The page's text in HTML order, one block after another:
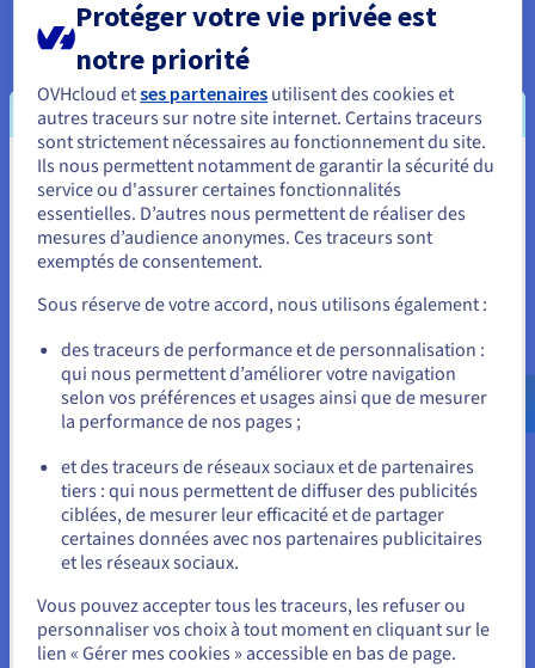
Analytics
Capitalisez sur vos données et déployez votre data stack
et vos applications avec une infrastructure managée et
open source.
Découvrir Cloud Analytics
Data Platform
Réalisez et déployez vos projets Data & Analytics en un
temps record avec une solution complète, unifiée,
collaborative et accessible à tous.
Découvrir Data Platform
Informatique quantique
Explorez l’informatique quantique grâce à une
plateforme unifiée : simulez, testez et exécutez vos
algorithmes sur des émulateurs et QPU en toute
simplicité.
Vous semblez être localisé en États-
Unis.
Pour commander, rendez-vous sur le site de votre pays (États-
Allez sur le site États-Unis
us.ovhcloud.com/
Anglais USD - $
ou
Rester sur le site actuel
Sélectionner un autre site web
Protéger votre vie privée est
notre priorité
OVHcloud etses partenaires utilisent des cookies et
autres traceurs sur notre site internet. Certains traceurs
sont strictement nécessaires au fonctionnement du site.
Ils nous permettent notamment de garantir la sécurité du
service ou d'assurer certaines fonctionnalités
essentielles. D’autres nous permettent de réaliser des
mesures d’audience anonymes. Ces traceurs sont
exemptés de consentement.
Sous réserve de votre accord, nous utilisons également :
des traceurs de performance et de personnalisation :
qui nous permettent d’améliorer votre navigation
selon vos préférences et usages ainsi que de mesurer
la performance de nos pages ;
et des traceurs de réseaux sociaux et de partenaires
tiers : qui nous permettent de diffuser des publicités
ciblées, de mesurer leur efficacité et de partager
certaines données avec nos partenaires publicitaires
et les réseaux sociaux.
Vous pouvez accepter tous les traceurs, les refuser ou
personnaliser vos choix à tout moment en cliquant sur le
lien « Gérer mes cookies » accessible en bas de page.